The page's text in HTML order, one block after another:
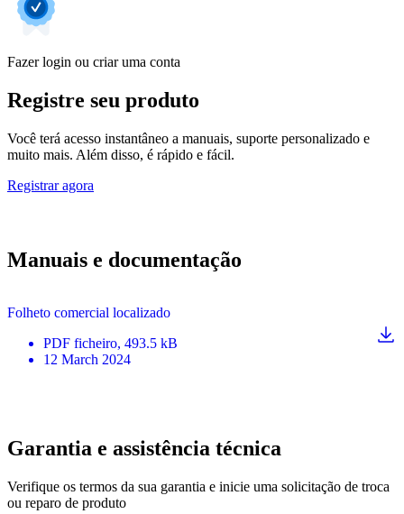
Fazer login ou criar uma conta
Registre seu produto
Você terá acesso instantâneo a manuais, suporte personalizado e
muito mais. Além disso, é rápido e fácil.
Registrar agora
Manuais e documentação
Folheto comercial localizado
PDF ficheiro, 493.5 kB
12 March 2024
Garantia e assistência técnica
Verifique os termos da sua garantia e inicie uma solicitação de troca
ou reparo de produto